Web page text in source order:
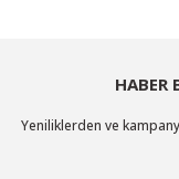
Ürün açıklamasında
HABER
Yeniliklerden ve